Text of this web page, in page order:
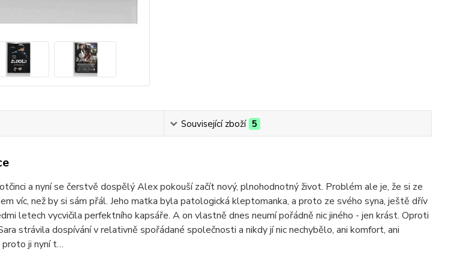
Související zboží 5
a nyní se čerstvě dospělý Alex pokouší začít nový, plnohodnotný život. Problém ale je, že si ze
víc, než by si sám přál. Jeho matka byla patologická kleptomanka, a proto ze svého syna, ještě dřív
letech vycvičila perfektního kapsáře. A on vlastně dnes neumí pořádně nic jiného - jen krást. Oproti
strávila dospívání v relativně spořádané společnosti a nikdy jí nic nechybělo, ani komfort, ani
proto ji nyní t…